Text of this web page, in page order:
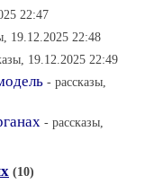
22:47
19.12.2025 22:48
19.12.2025 22:49
- рассказы,
- рассказы,
(10)